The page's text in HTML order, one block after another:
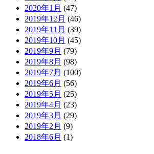
2020年1月 (47)
2019年12月 (46)
2019年11月 (39)
2019年10月 (45)
2019年9月 (79)
2019年8月 (98)
2019年7月 (100)
2019年6月 (56)
2019年5月 (25)
2019年4月 (23)
2019年3月 (29)
2019年2月 (9)
2018年6月 (1)